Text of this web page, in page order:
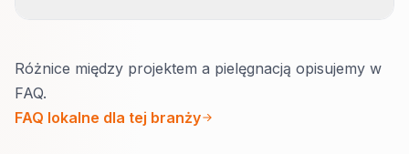
Projekt sprzedaje efekt i historię realizacji.
Utrzymanie sprzedaje regularność,
Różnice między projektem a pielęgnacją opisujemy w
FAQ.
FAQ lokalne dla tej branży